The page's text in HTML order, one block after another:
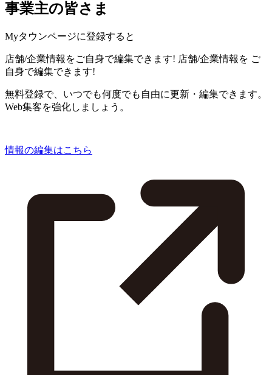
事業主の皆さま
Myタウンページに登録すると
店舗/企業情報をご自身で編集できます! 店舗/企業情報を ご
自身で編集できます!
無料登録で、いつでも何度でも自由に更新・編集できます。
Web集客を強化しましょう。
情報の編集はこちら